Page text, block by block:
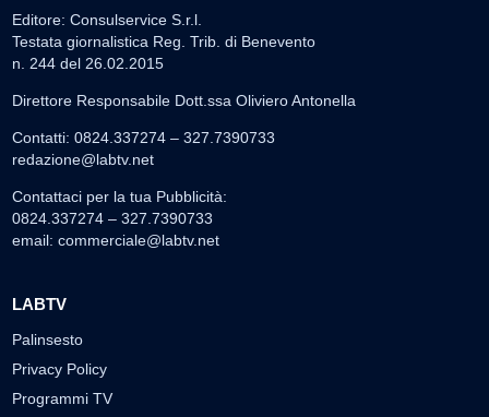
Editore: Consulservice S.r.l.
Testata giornalistica Reg. Trib. di Benevento
n. 244 del 26.02.2015
Direttore Responsabile Dott.ssa Oliviero Antonella
Contatti: 0824.337274 – 327.7390733
redazione@labtv.net
Contattaci per la tua Pubblicità:
0824.337274 – 327.7390733
email: commerciale@labtv.net
LABTV
Palinsesto
Privacy Policy
Programmi TV